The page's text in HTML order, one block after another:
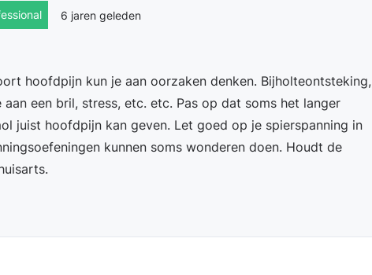
6 jaren geleden
hoofdpijn kun je aan oorzaken denken. Bijholteontsteking,
een bril, stress, etc. etc. Pas op dat soms het langer
juist hoofdpijn kan geven. Let goed op je spierspanning in
kunnen soms wonderen doen. Houdt de